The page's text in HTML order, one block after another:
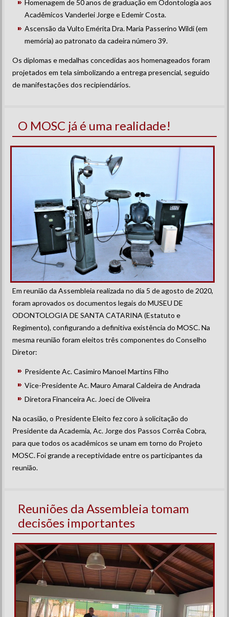
Homenagem de 50 anos de graduação em Odontologia aos
Acadêmicos Vanderlei Jorge e Edemir Costa.
Ascensão da Vulto Emérita Dra. Maria Passerino Wildi (em
memória) ao patronato da cadeira número 39.
Os diplomas e medalhas concedidas aos homenageados foram
projetados em tela simbolizando a entrega presencial, seguido
de manifestações dos recipiendários.
O MOSC já é uma realidade!
Em reunião da Assembleia realizada no dia 5 de agosto de 2020,
foram aprovados os documentos legais do MUSEU DE
ODONTOLOGIA DE SANTA CATARINA (Estatuto e
Regimento), configurando a definitiva existência do MOSC. Na
mesma reunião foram eleitos três componentes do Conselho
Diretor:
Presidente Ac. Casimiro Manoel Martins Filho
Vice-Presidente Ac. Mauro Amaral Caldeira de Andrada
Diretora Financeira Ac. Joeci de Oliveira
Na ocasião, o Presidente Eleito fez coro à solicitação do
Presidente da Academia, Ac. Jorge dos Passos Corrêa Cobra,
para que todos os acadêmicos se unam em torno do Projeto
MOSC. Foi grande a receptividade entre os participantes da
reunião.
Reuniões da Assembleia tomam
decisões importantes